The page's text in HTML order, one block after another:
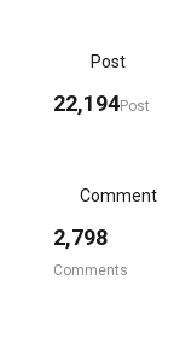
Post
22,194Post
Comment
2,798
Comments